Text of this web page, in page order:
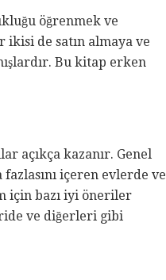
öğrenmek ve
de satın almaya ve
Bu kitap erken
açıkça kazanır. Genel
fazlasını içeren evlerde ve
için bazı iyi öneriler
ve diğerleri gibi